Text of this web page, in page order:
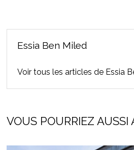
Essia Ben Miled
Voir tous les articles de Essia
VOUS POURRIEZ AUSSI